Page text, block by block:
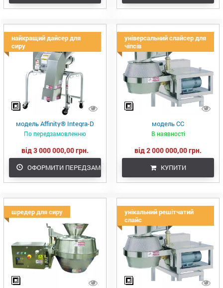
найкращий дайсер для
сиру
модель Affinity® Integra-D
По передзамовленню
від 3 000 000,00 грн.
ОФОРМИТИ ПЕРЕДЗАМОВЛЕННЯ
універсальний слайсер для
чіпсів
модель CC
В наявності
від 2 000 000,00 грн.
КУПИТИ
шредер для сиру
унікальний решітчатий
слайс